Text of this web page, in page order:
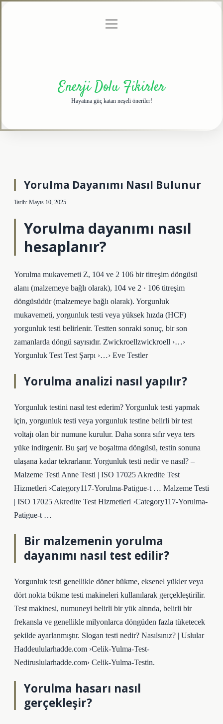
menüyü
Enerji Dolu Fikirler
Hayatına güç katan neşeli öneriler!
Yorulma Dayanımı Nasıl Bulunur
Tarih: Mayıs 10, 2025
Yorulma dayanımı nasıl
hesaplanır?
Yorulma mukavemeti Z, 104 ve 2 106 bir titreşim döngüsü
alanı (malzemeye bağlı olarak), 104 ve 2 · 106 titreşim
döngüsüdür (malzemeye bağlı olarak). Yorgunluk
mukavemeti, yorgunluk testi veya yüksek hızda (HCF)
yorgunluk testi belirlenir. Testten sonraki sonuç, bir son
zamanlarda döngü sayısıdır. Zwickroellzwickroell ›…›
Yorgunluk Test Test Şarpı ›…› Eve Testler
Yorulma analizi nasıl yapılır?
Yorgunluk testini nasıl test ederim? Yorgunluk testi yapmak
için, yorgunluk testi veya yorgunluk testine belirli bir test
voltajı olan bir numune kurulur. Daha sonra sıfır veya ters
yüke indirgenir. Bu şarj ve boşaltma döngüsü, testin sonuna
ulaşana kadar tekrarlanır. Yorgunluk testi nedir ve nasıl? –
Malzeme Testi Anne Testi | ISO 17025 Akredite Test
Hizmetleri ›Category117-Yorulma-Patigue-t … Malzeme Testi
| ISO 17025 Akredite Test Hizmetleri ›Category117-Yorulma-
Patigue-t …
Bir malzemenin yorulma
dayanımı nasıl test edilir?
Yorgunluk testi genellikle döner bükme, eksenel yükler veya
dört nokta bükme testi makineleri kullanılarak gerçekleştirilir.
Test makinesi, numuneyi belirli bir yük altında, belirli bir
frekansla ve genellikle milyonlarca döngüden fazla tüketecek
şekilde ayarlanmıştır. Slogan testi nedir? Nasılsınız? | Uslular
Haddeulularhadde.com ›Celik-Yulma-Test-
Nediruslularhadde.com› Celik-Yulma-Testin.
Yorulma hasarı nasıl
gerçekleşir?